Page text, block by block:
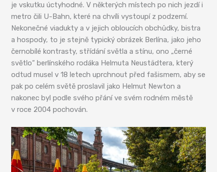
je vskutku úctyhodné. V některých místech po nich jezdí i
metro čili U-Bahn, které na chvíli vystoupí z podzemí.
Nekonečné viadukty a v jejich obloucích obchůdky, bistra
a hospody, to je stejně typický obrázek Berlína, jako jeho
černobílé kontrasty, střídání světla a stínu, ono „černé
světlo“ berlínského rodáka Helmuta Neustädtera, který
odtud musel v 18 letech uprchnout před fašismem, aby se
pak po celém světě proslavil jako Helmut Newton a
nakonec byl podle svého přání ve svém rodném městě
v roce 2004 pochován.